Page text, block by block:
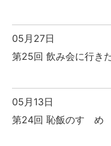
05月27日
第25回 飲み会に行き
05月13日
第24回 恥飯のすゝめ